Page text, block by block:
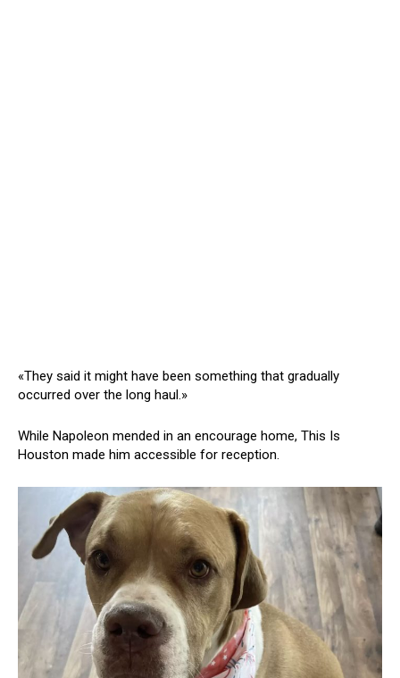
«They said it might have been something that gradually
occurred over the long haul.»
While Napoleon mended in an encourage home, This Is
Houston made him accessible for reception.